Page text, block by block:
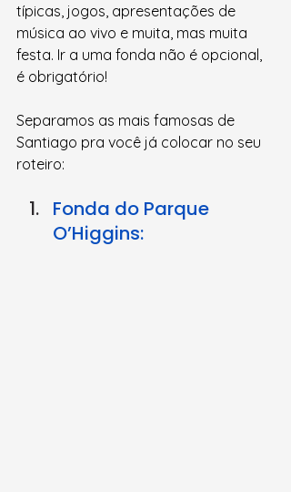
típicas, jogos, apresentações de
música ao vivo e muita, mas muita
festa. Ir a uma fonda não é opcional,
é obrigatório!
Separamos as mais famosas de
Santiago pra você já colocar no seu
roteiro:
Fonda do Parque
O’Higgins: